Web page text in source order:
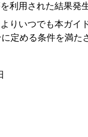
利用された結果発
りいつでも本ガイ
定める条件を満た